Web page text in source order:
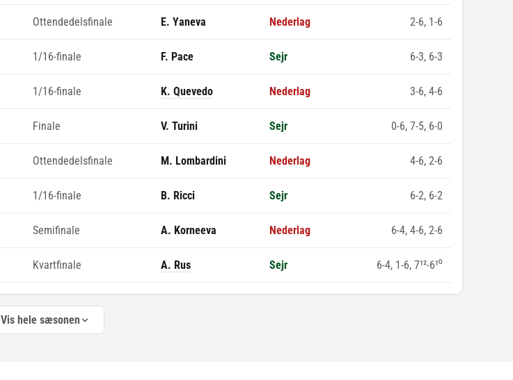
Ottendedelsfinale E. Yaneva Nederlag 2-6, 1-6
1/16-finale F. Pace Sejr 6-3, 6-3
1/16-finale K. Quevedo Nederlag 3-6, 4-6
Finale V. Turini Sejr 0-6, 7-5, 6-0
Ottendedelsfinale M. Lombardini Nederlag 4-6, 2-6
1/16-finale B. Ricci Sejr 6-2, 6-2
Semifinale A. Korneeva Nederlag 6-4, 4-6, 2-6
Kvartfinale A. Rus Sejr 6-4, 1-6, 7¹²-6¹⁰
Vis hele sæsonen